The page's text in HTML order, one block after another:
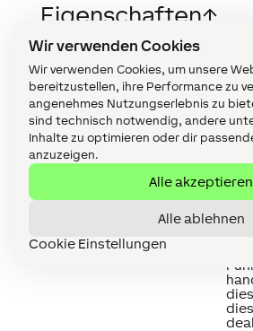
Wir verwenden Cookies
Wir verwenden Cookies, um unsere
bereitzustellen, ihre Performance zu
angenehmes Nutzungserlebnis zu
sind technisch notwendig, andere
Inhalte zu optimieren oder dir
anzuzeigen.
Alle akzeptieren
Alle ablehnen
Cookie Einstellungen
Eigenschaften↑
Kurzbeschreibung
Onlinestatus
überwachen
Sie
das
Da